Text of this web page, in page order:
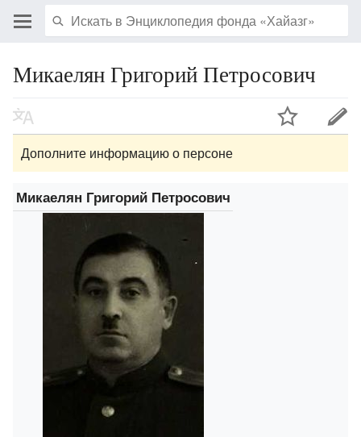
Микаелян Григорий Петросович
Дополните информацию о персоне
Микаелян Григорий Петросович